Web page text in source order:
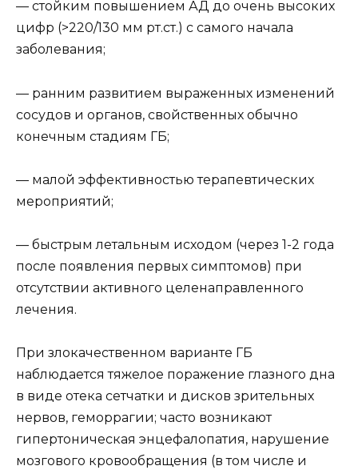
— стойким повышением АД до очень высоких
цифр (>220/130 мм рт.ст.) с самого начала
заболевания;
— ранним развитием выраженных изменений
сосудов и органов, свойственных обычно
конечным стадиям ГБ;
— малой эффективностью терапевтических
мероприятий;
— быстрым летальным исходом (через 1-2 года
после появления первых симптомов) при
отсутствии активного целенаправленного
лечения.
При злокачественном варианте ГБ
наблюдается тяжелое поражение глазного дна
в виде отека сетчатки и дисков зрительных
нервов, геморрагии; часто возникают
гипертоническая энцефалопатия, нарушение
мозгового кровообращения (в том числе и